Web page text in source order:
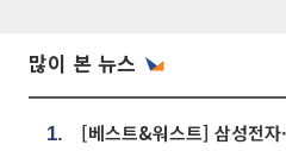
많이 본 뉴스
1.